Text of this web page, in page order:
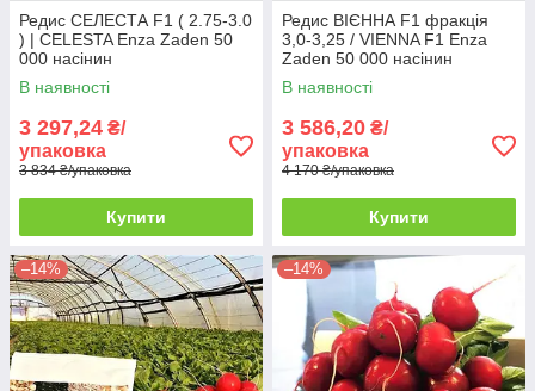
Редис СЕЛЕСТА F1 ( 2.75-3.0
) | CELESTA Enza Zaden 50
000 насінин
В наявності
3 297,24 ₴/
упаковка
3 834 ₴/упаковка
Купити
Редис ВІЄННА F1 фракція
3,0-3,25 / VIENNA F1 Enza
Zaden 50 000 насінин
В наявності
3 586,20 ₴/
упаковка
4 170 ₴/упаковка
Купити
–14% –14%